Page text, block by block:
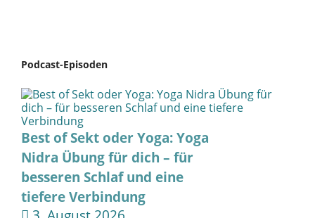
Podcast-Episoden
Best of Sekt oder Yoga: Yoga
Nidra Übung für dich – für
besseren Schlaf und eine
tiefere Verbindung